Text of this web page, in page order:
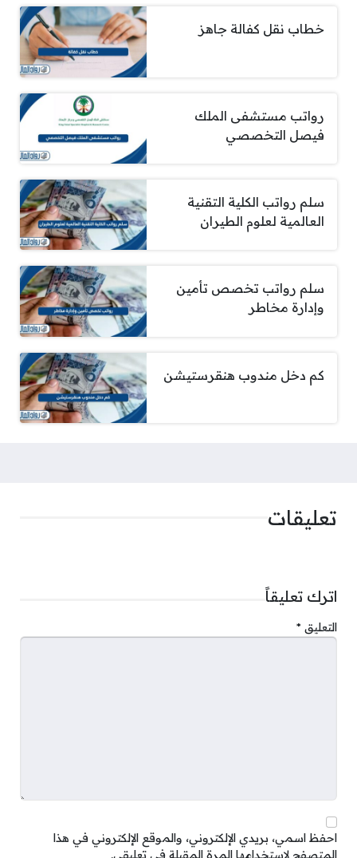
خطاب نقل كفالة جاهز
رواتب مستشفى الملك
فيصل التخصصي
سلم رواتب الكلية التقنية
العالمية لعلوم الطيران
سلم رواتب تخصص تأمين
وإدارة مخاطر
كم دخل مندوب هنقرستيشن
تعليقات
اترك تعليقاً
التعليق *
احفظ اسمي، بريدي الإلكتروني، والموقع الإلكتروني في هذا
المتصفح لاستخدامها المرة المقبلة في تعليقي.